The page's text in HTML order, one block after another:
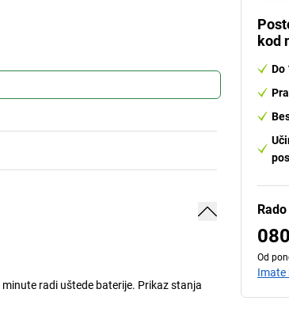
radi uštede baterije. Prikaz stanja
kod
Do
Od
Imate